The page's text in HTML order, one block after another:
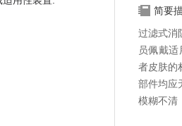
简要
过滤式消
员佩戴
者皮肤的
部件均应
模糊不清